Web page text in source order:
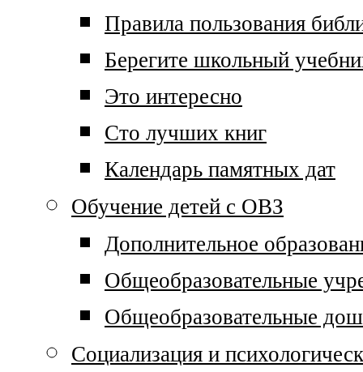
Правила пользования
Берегите школьный
Это интересно
Сто лучших книг
Календарь памятных дат
Обучение детей с ОВЗ
Дополнительное
Общеобразовательные
Общеобразовательные
Социализация и